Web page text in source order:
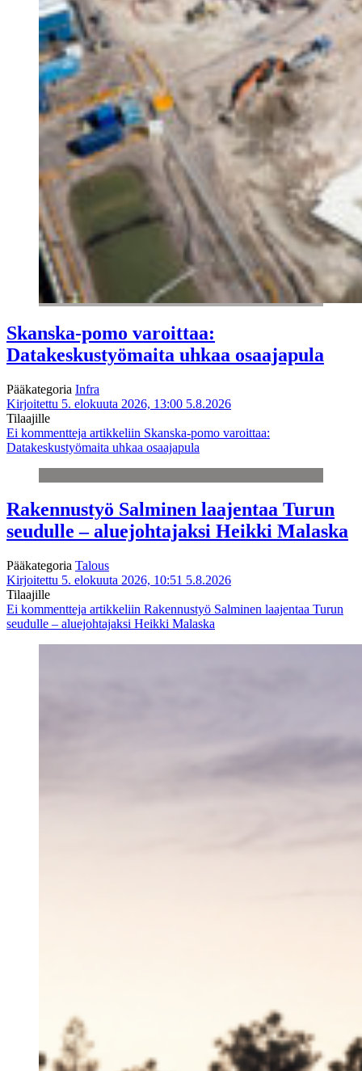
Skanska-pomo varoittaa:
Datakeskustyömaita uhkaa osaajapula
Pääkategoria Infra
Kirjoitettu 5. elokuuta 2026, 13:00 5.8.2026
Tilaajille
Ei kommentteja artikkeliin Skanska-pomo varoittaa:
Datakeskustyömaita uhkaa osaajapula
Rakennustyö Salminen laajentaa Turun
seudulle – aluejohtajaksi Heikki Malaska
Pääkategoria Talous
Kirjoitettu 5. elokuuta 2026, 10:51 5.8.2026
Tilaajille
Ei kommentteja artikkeliin Rakennustyö Salminen laajentaa Turun
seudulle – aluejohtajaksi Heikki Malaska